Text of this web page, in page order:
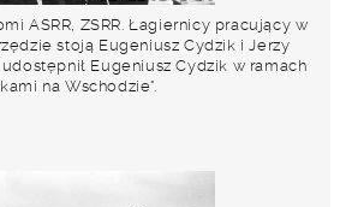
ASRR, ZSRR. Łagiernicy pracujący w
stoją Eugeniusz Cydzik i Jerzy
Eugeniusz Cydzik w ramach
na Wschodzie".